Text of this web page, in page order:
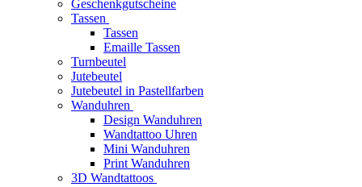
Geschenkgutscheine
Tassen
Tassen
Emaille Tassen
Turnbeutel
Jutebeutel
Jutebeutel in Pastellfarben
Wanduhren
Design Wanduhren
Wandtattoo Uhren
Mini Wanduhren
Print Wanduhren
3D Wandtattoos